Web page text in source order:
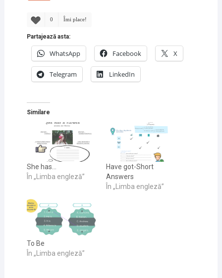
0 Îmi place!
Partajează asta:
WhatsApp Facebook X
Telegram LinkedIn
Similare
She has…
În „Limba engleză”
Have got-Short
Answers
În „Limba engleză”
To Be
În „Limba engleză”